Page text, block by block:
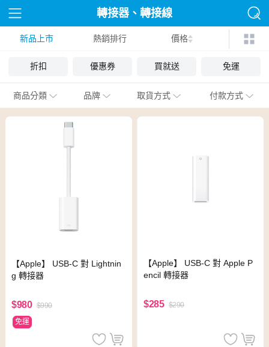
轉接器、轉接線
新品上市 熱銷排行 價格
折扣 優惠券 買就送 免運
商品分類 品牌 取貨方式 付款方式
【Apple】 USB-C 對 Lightnin
g 轉接器
$980 $990
免運
【Apple】 USB-C 對 Apple P
encil 轉接器
$285 $290